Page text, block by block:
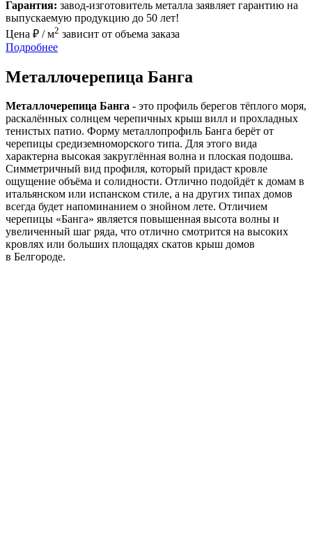
Гарантия: завод-изготовитель металла заявляет гарантию на
выпускаемую продукцию до 50 лет!
Цена ₽ / м2 зависит от объема заказа
Подробнее
Металлочерепица Банга
Металлочерепица Банга - это профиль берегов тёплого моря,
раскалённых солнцем черепичных крыш вилл и прохладных
тенистых патио. Форму металлопрофиль Банга берёт от
черепицы средиземноморского типа. Для этого вида
характерна высокая закруглённая волна и плоская подошва.
Симметричный вид профиля, который придаст кровле
ощущение объёма и солидности. Отлично подойдёт к домам в
итальянском или испанском стиле, а на других типах домов
всегда будет напоминанием о знойном лете. Отличием
черепицы «Банга» является повышенная высота волны и
увеличенный шаг ряда, что отлично смотрится на высоких
кровлях или больших площадях скатов крыш домов
в Белгороде.